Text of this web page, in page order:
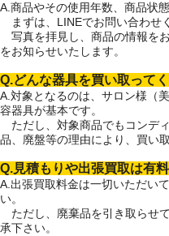
A.商品やその使用年数、商品状
まずは、LINEでお問い合わせ
写真を拝見し、商品の情報を
をお知らせいたします。
Q.どんな器具を買い取って
A.対象となるのは、サロン様（
容器具が基本です。
ただし、対象商品でもコンデ
品、廃盤等の理由により、買い
Q.見積もりや出張買取は有
A.出張買取料金は一切いただい
い。
ただし、廃棄品を引き取らせ
承下さい。